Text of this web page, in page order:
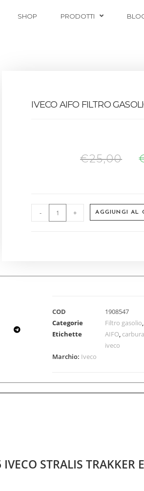
SHOP PRODOTTI
IVECO AIFO FILTRO
€25,00
- + AGGIUNGI AL
COD
1908547
Categorie
Filtro gasolio,
Etichette
AIFO,
iveco
Marchio: Iveco
STRALIS TRAKKER